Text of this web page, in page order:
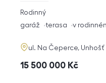
rozměry
dispozice
Rodinný
funkce
garáž terasa v
adresa
ul. Na Čeperce, Unhošť
cena
15 500 000 Kč